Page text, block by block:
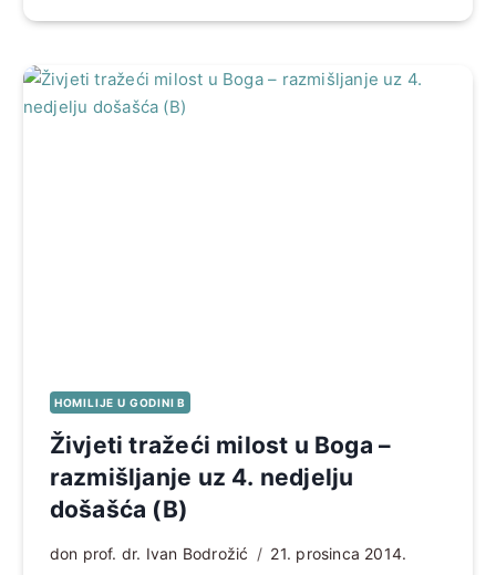
HOMILIJE U GODINI B
Živjeti tražeći milost u Boga –
razmišljanje uz 4. nedjelju
došašća (B)
don prof. dr. Ivan Bodrožić 21. prosinca 2014.